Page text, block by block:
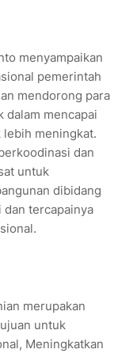
menyampaikan
pemerintah
mendorong para
dalam mencapai
lebih meningkat.
dan
untuk
dibidang
dan tercapainya
merupakan
untuk
Meningkatkan